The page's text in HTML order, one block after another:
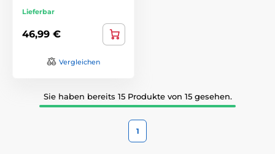
Lieferbar
46,99 €
Vergleichen
Sie haben bereits 15 Produkte von 15 gesehen.
1